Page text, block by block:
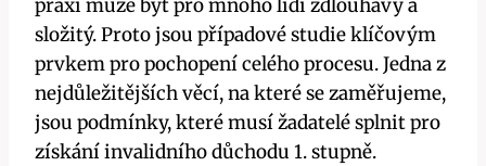
praxi může být pro mnoho lidí zdlouhavý a
složitý. Proto jsou případové studie klíčovým
prvkem pro pochopení celého procesu. Jedna z
nejdůležitějších věcí, na které se zaměřujeme,
jsou podmínky, které musí žadatelé splnit pro
získání invalidního důchodu 1. stupně.